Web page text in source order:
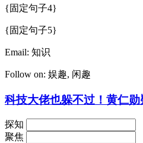
{固定句子4}
{固定句子5}
Email: 知识
Follow on: 娱趣, 闲趣
科技大佬也躲不过！黄仁
探知
聚焦